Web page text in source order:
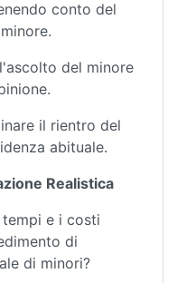
conto del
del minore
il rientro del
abituale.
Realistica
e i costi
di
di minori?